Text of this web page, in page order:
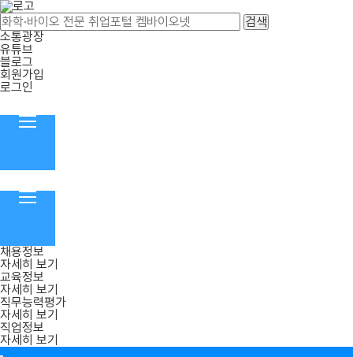
검색
소통광장
유튜브
블로그
회원가입
로그인
채용정보
자세히 보기
교육정보
자세히 보기
직무능력평가
자세히 보기
직업정보
자세히 보기